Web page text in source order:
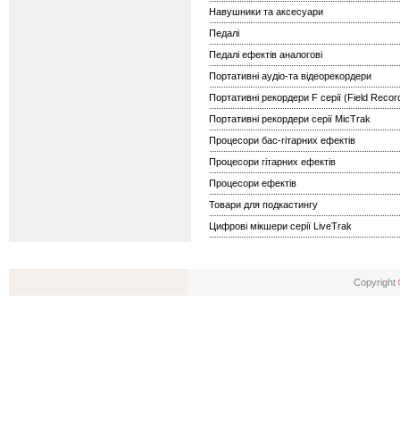
Навушники та аксесуари
Педалі
Педалі ефектів аналогові
Портативні аудіо-та відеорекордери
Портативні рекордери F серії (Field
Портативні рекордери серії MicTrak
Процесори бас-гітарних ефектів
Процесори гітарних ефектів
Процесори ефектів
Товари для подкастингу
Цифрові мікшери серії LiveTrak
Copyright